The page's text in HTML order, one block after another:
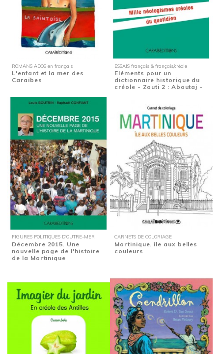
ROMANS ADOS en français
L'enfant et la mer des
Caraïbes
ESSAIS français & français/créole
Eléments pour un
dictionnaire historique du
créole - Zouti 2 : Aboutaj -
FIGURES POLITIQUES D'OUTRE-MER
Décembre 2015. Une
nouvelle page de l'histoire
de la Martinique
CARNETS DE COLORIAGE
Martinique. île aux belles
couleurs